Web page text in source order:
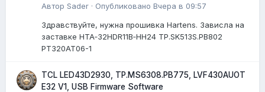
Автор Sader · Опубликовано Вчера в 09:57
Здравствуйте, нужна прошивка Hartens. Зависла на
заставке HTA‑32HDR11B‑HH24 TP.SK513S.PB802
PT320AT06-1
TCL LED43D2930, TP.MS6308.PB775, LVF430AUOT
E32 V1, USB Firmware Software